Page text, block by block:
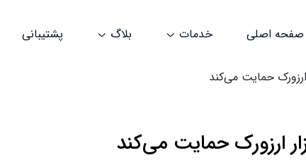
صفحه اصلی خدمات بلاگ پشتیبانی
ارزورک حمایت می‌کند
ارزورک حمایت می‌کند